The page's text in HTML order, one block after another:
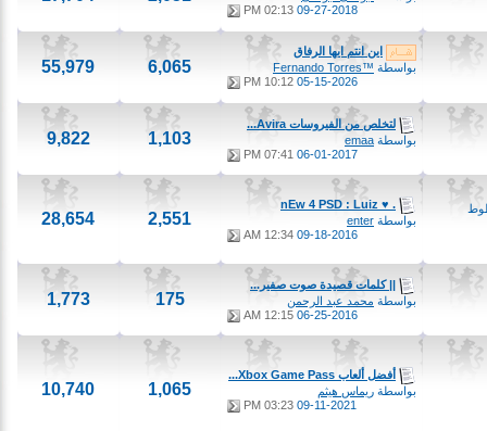
09-27-2018
02:13 PM
اين انتم ايها الرفاق
بواسطة™Fernando Torres
05-15-2026
10:12 PM
6,065
55,979
لتخلص من الفيروسات Avira...
بواسطةemaa
06-01-2017
07:41 PM
1,103
9,822
. ♥ nEw 4 PSD : Luiz
بواسطةenter
09-18-2016
12:34 AM
2,551
28,654
|| كلمات قصيدة صوت صفير...
بواسطةمحمد عبد الرحمن
06-25-2016
12:15 AM
175
1,773
أفضل ألعاب Xbox Game Pass...
بواسطةريماس هيثم
09-11-2021
03:23 PM
1,065
10,740